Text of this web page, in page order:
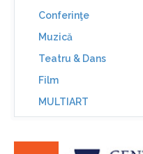
Conferinţe
Muzică
Teatru & Dans
Film
MULTIART